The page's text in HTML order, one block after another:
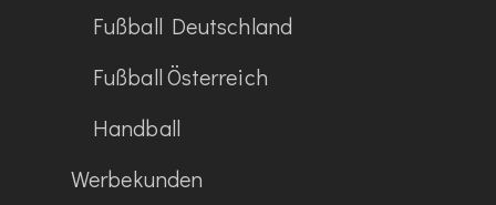
Fußball Deutschland
Fußball Österreich
Handball
Werbekunden